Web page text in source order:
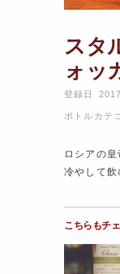
スタ
ォッ
登録日
ボトルカテ
ロシアの
冷やして飲
こちらもチェ